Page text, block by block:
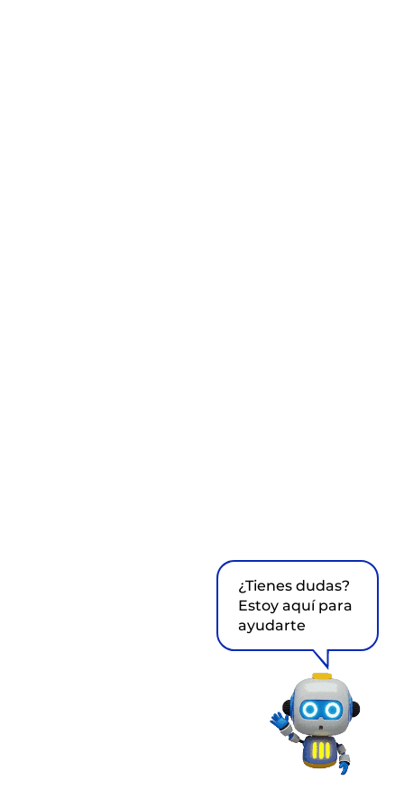
¿Tienes dudas?
Estoy aquí para
ayudarte